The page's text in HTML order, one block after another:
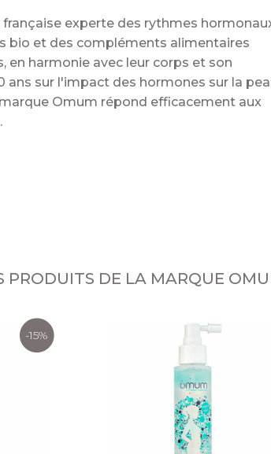
experte des rythmes
bio et des compléments alimentaires
harmonie avec leur corps et son
sur l'impact des hormones sur la
Omum répond efficacement aux
PRODUITS DE LA MARQUE
-15%